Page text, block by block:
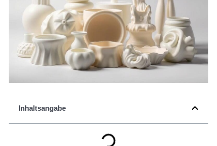
Inhaltsangabe